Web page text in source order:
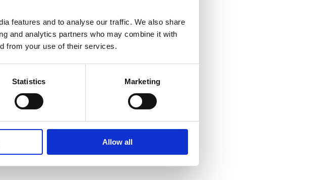
features and to analyse our traffic. We also share
and analytics partners who may combine it with
from your use of their services.
Statistics Marketing
Allow all